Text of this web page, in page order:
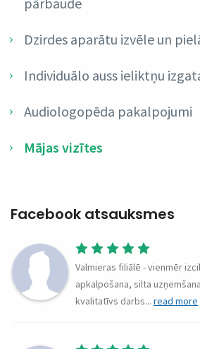
Dzirdes aparātu izvēle un
Individuālo auss ieliktņu
Audiologopēda pakalpojumi
Mājas vizītes
Facebook atsauksmes
Valmieras filiālē - vienmēr
apkalpošana, silta
kvalitatīvs darbs... read more